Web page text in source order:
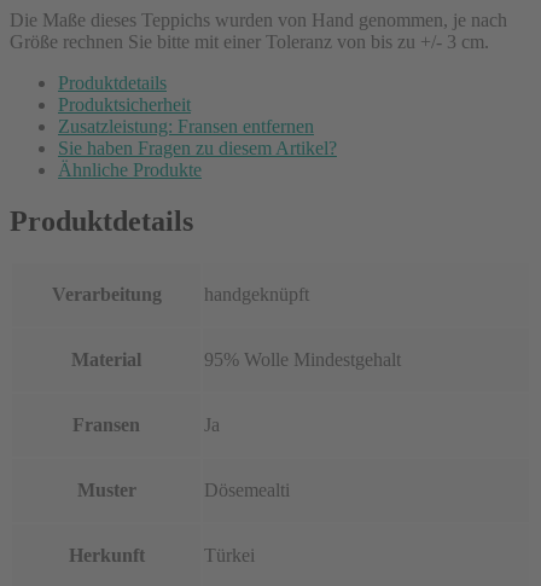
Die Maße dieses Teppichs wurden von Hand genommen, je nach
Größe rechnen Sie bitte mit einer Toleranz von bis zu +/- 3 cm.
Produktdetails
Produktsicherheit
Zusatzleistung: Fransen entfernen
Sie haben Fragen zu diesem Artikel?
Ähnliche Produkte
Produktdetails
Verarbeitung handgeknüpft
Material 95% Wolle Mindestgehalt
Fransen Ja
Muster Dösemealti
Herkunft Türkei